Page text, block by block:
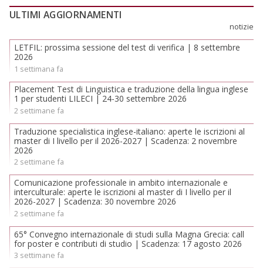
ULTIMI AGGIORNAMENTI
notizie
LETFIL: prossima sessione del test di verifica | 8 settembre
2026
1 settimana fa
Placement Test di Linguistica e traduzione della lingua inglese
1 per studenti LILECI | 24-30 settembre 2026
2 settimane fa
Traduzione specialistica inglese-italiano: aperte le iscrizioni al
master di I livello per il 2026-2027 | Scadenza: 2 novembre
2026
2 settimane fa
Comunicazione professionale in ambito internazionale e
interculturale: aperte le iscrizioni al master di I livello per il
2026-2027 | Scadenza: 30 novembre 2026
2 settimane fa
65° Convegno internazionale di studi sulla Magna Grecia: call
for poster e contributi di studio | Scadenza: 17 agosto 2026
3 settimane fa